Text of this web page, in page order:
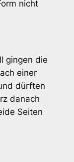
nicht
gingen die
einer
dürften
danach
Seiten